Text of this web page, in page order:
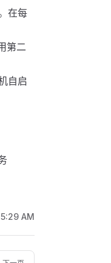
在每
第二
自启
AM